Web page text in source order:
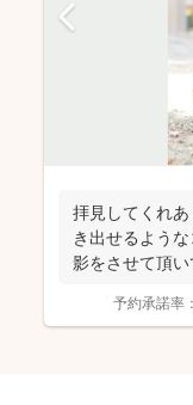
拝見してくれ
き出せるよう
影をさせて頂
予約承諾率：